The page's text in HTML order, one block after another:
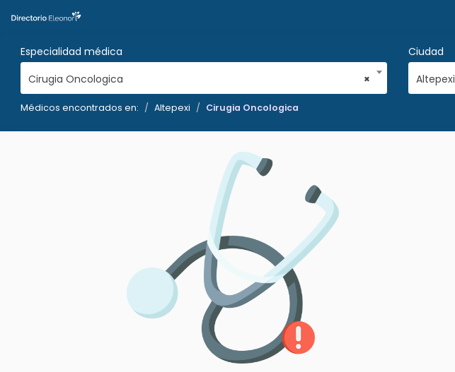
Especialidad médica
×
Cirugia Oncologica
Ciudad
Altepexi
Médicos encontrados en: Altepexi Cirugia Oncologica